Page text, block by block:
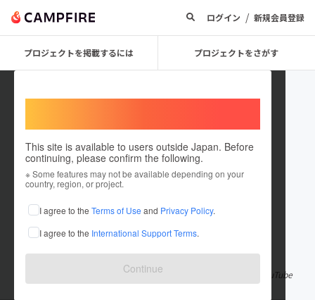
ログイン / 新規会員登録
プロジェクトを掲載するには プロジェクトをさがす
This site is available to users outside Japan. Before
continuing, please confirm the following.
※ Some features may not be available depending on your
country, region, or project.
I agree to the Terms of Use and Privacy Policy.
I agree to the International Support Terms.
Continue
IZAWA_OFFICE
これまでに11件のプロジェクトを投稿しています
在住国：日本 現在地：東京都
出身国：日本 出身地：未設定
株式会社イザワオフィス 公式CAMPFIREアカウントです。 現在YouTube
企画「ドリフ麻雀」のサポーターを募集しています。